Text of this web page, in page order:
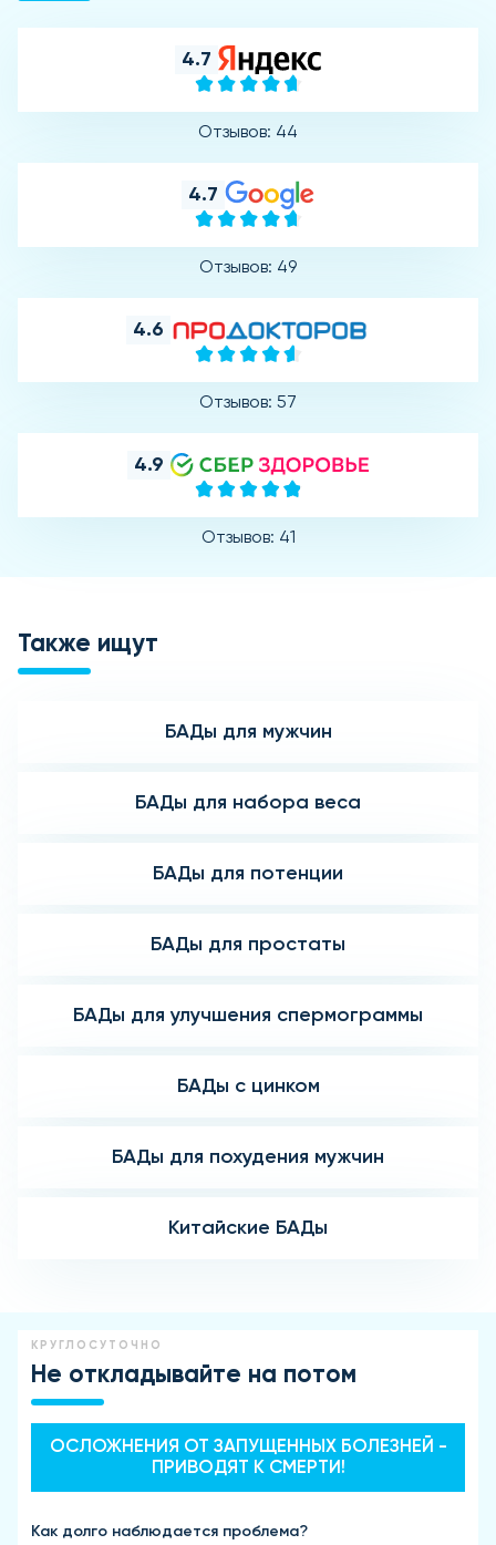
4.7
Отзывов: 44
4.7
Отзывов: 49
4.6
Отзывов: 57
4.9
Отзывов: 41
Также ищут
БАДы для мужчин
БАДы для набора веса
БАДы для потенции
БАДы для простаты
БАДы для улучшения спермограммы
БАДы с цинком
БАДы для похудения мужчин
Китайские БАДы
КРУГЛОСУТОЧНО
Не откладывайте на потом
ОСЛОЖНЕНИЯ ОТ ЗАПУЩЕННЫХ БОЛЕЗНЕЙ -
ПРИВОДЯТ К СМЕРТИ!
Как долго наблюдается проблема?